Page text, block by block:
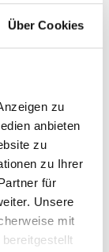
Über Cookies
zu
anbieten
zu
zu Ihrer
für
Unsere
mit
durch